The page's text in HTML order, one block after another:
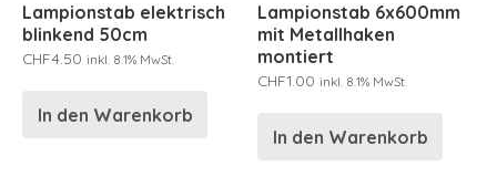
Lampionstab elektrisch
blinkend 50cm
CHF4.50 inkl. 8.1% MwSt.
In den Warenkorb
Lampionstab 6x600mm
mit Metallhaken
montiert
CHF1.00 inkl. 8.1% MwSt.
In den Warenkorb